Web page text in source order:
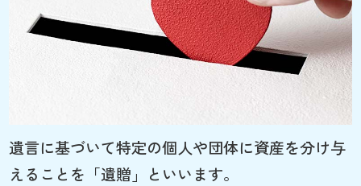
遺言に基づいて特定の個人や団体に資産を分け与
えることを「遺贈」といいます。